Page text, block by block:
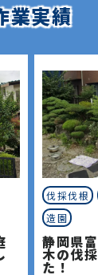
業実績
伐採伐根
造園
静岡県
木の伐
た！